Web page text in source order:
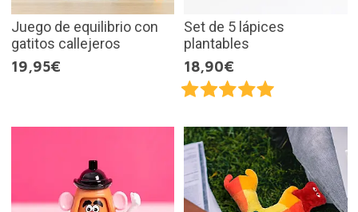
Juego de equilibrio con
gatitos callejeros
19,95€
Set de 5 lápices
plantables
18,90€